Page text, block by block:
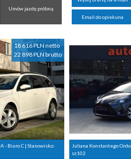
Umów jazdę próbną
Email do opiekuna
18 616 PLN netto
22 898 PLN brutto
- Biuro C | Stanowisko:
Juliana Konstantego
sz102